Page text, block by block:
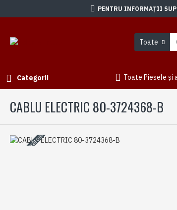
PENTRU INFORMAȚII
Toate
Categorii Toate Piesele și
CABLU ELECTRIC 80-3724368-B
3-5 zile lucrătoare